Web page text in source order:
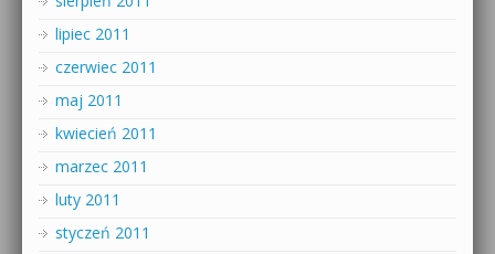
lipiec 2011
czerwiec 2011
maj 2011
kwiecień 2011
marzec 2011
luty 2011
styczeń 2011